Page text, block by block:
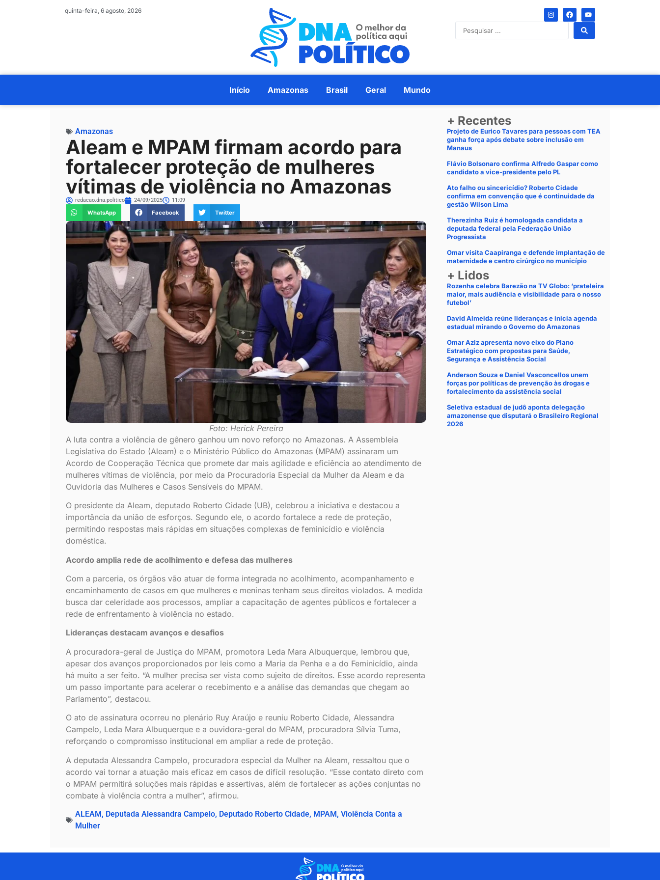
quinta-feira, 6 agosto, 2026
Início Amazonas Brasil Geral Mundo
Amazonas
Aleam e MPAM firmam acordo para
fortalecer proteção de mulheres
vítimas de violência no Amazonas
redacao.dna.politico 24/09/2025 11:09
WhatsApp Facebook Twitter
Foto: Herick Pereira
A luta contra a violência de gênero ganhou um novo reforço no Amazonas. A Assembleia
Legislativa do Estado (Aleam) e o Ministério Público do Amazonas (MPAM) assinaram um
Acordo de Cooperação Técnica que promete dar mais agilidade e eficiência ao atendimento de
mulheres vítimas de violência, por meio da Procuradoria Especial da Mulher da Aleam e da
Ouvidoria das Mulheres e Casos Sensíveis do MPAM.
O presidente da Aleam, deputado Roberto Cidade (UB), celebrou a iniciativa e destacou a
importância da união de esforços. Segundo ele, o acordo fortalece a rede de proteção,
permitindo respostas mais rápidas em situações complexas de feminicídio e violência
doméstica.
Acordo amplia rede de acolhimento e defesa das mulheres
Com a parceria, os órgãos vão atuar de forma integrada no acolhimento, acompanhamento e
encaminhamento de casos em que mulheres e meninas tenham seus direitos violados. A medida
busca dar celeridade aos processos, ampliar a capacitação de agentes públicos e fortalecer a
rede de enfrentamento à violência no estado.
Lideranças destacam avanços e desafios
A procuradora-geral de Justiça do MPAM, promotora Leda Mara Albuquerque, lembrou que,
apesar dos avanços proporcionados por leis como a Maria da Penha e a do Feminicídio, ainda
há muito a ser feito. “A mulher precisa ser vista como sujeito de direitos. Esse acordo representa
um passo importante para acelerar o recebimento e a análise das demandas que chegam ao
Parlamento”, destacou.
O ato de assinatura ocorreu no plenário Ruy Araújo e reuniu Roberto Cidade, Alessandra
Campelo, Leda Mara Albuquerque e a ouvidora-geral do MPAM, procuradora Sílvia Tuma,
reforçando o compromisso institucional em ampliar a rede de proteção.
A deputada Alessandra Campelo, procuradora especial da Mulher na Aleam, ressaltou que o
acordo vai tornar a atuação mais eficaz em casos de difícil resolução. “Esse contato direto com
o MPAM permitirá soluções mais rápidas e assertivas, além de fortalecer as ações conjuntas no
combate à violência contra a mulher”, afirmou.
ALEAM, Deputada Alessandra Campelo, Deputado Roberto Cidade, MPAM, Violência Conta a
Mulher
+ Recentes
Projeto de Eurico Tavares para pessoas com TEA
ganha força após debate sobre inclusão em
Manaus
Flávio Bolsonaro confirma Alfredo Gaspar como
candidato a vice-presidente pelo PL
Ato falho ou sincericídio? Roberto Cidade
confirma em convenção que é continuidade da
gestão Wilson Lima
Therezinha Ruiz é homologada candidata a
deputada federal pela Federação União
Progressista
Omar visita Caapiranga e defende implantação de
maternidade e centro cirúrgico no município
+ Lidos
Rozenha celebra Barezão na TV Globo: ‘prateleira
maior, mais audiência e visibilidade para o nosso
futebol’
David Almeida reúne lideranças e inicia agenda
estadual mirando o Governo do Amazonas
Omar Aziz apresenta novo eixo do Plano
Estratégico com propostas para Saúde,
Segurança e Assistência Social
Anderson Souza e Daniel Vasconcellos unem
forças por políticas de prevenção às drogas e
fortalecimento da assistência social
Seletiva estadual de judô aponta delegação
amazonense que disputará o Brasileiro Regional
2026